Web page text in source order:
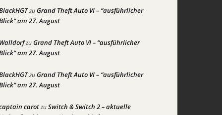
zuGrand Theft Auto VI – “ausführlicher
am 27. August
zuGrand Theft Auto VI – “ausführlicher
am 27. August
zuGrand Theft Auto VI – “ausführlicher
am 27. August
carotzuSwitch & Switch 2 – aktuelle